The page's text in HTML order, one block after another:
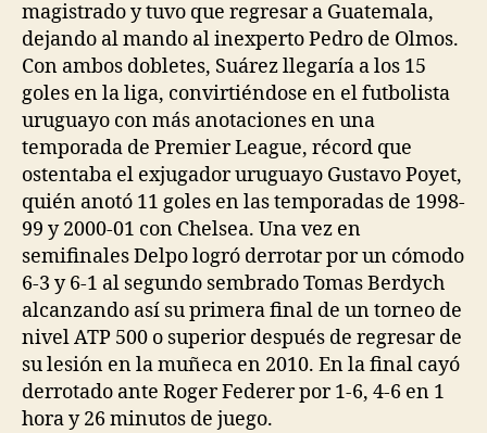
magistrado y tuvo que regresar a Guatemala,
dejando al mando al inexperto Pedro de Olmos.
Con ambos dobletes, Suárez llegaría a los 15
goles en la liga, convirtiéndose en el futbolista
uruguayo con más anotaciones en una
temporada de Premier League, récord que
ostentaba el exjugador uruguayo Gustavo Poyet,
quién anotó 11 goles en las temporadas de 1998-
99 y 2000-01 con Chelsea. Una vez en
semifinales Delpo logró derrotar por un cómodo
6-3 y 6-1 al segundo sembrado Tomas Berdych
alcanzando así su primera final de un torneo de
nivel ATP 500 o superior después de regresar de
su lesión en la muñeca en 2010. En la final cayó
derrotado ante Roger Federer por 1-6, 4-6 en 1
hora y 26 minutos de juego.